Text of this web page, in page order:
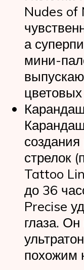
Nudes of
а
мини-
стрелок
Tattoo
до 36
Precise
глаза.
похожим